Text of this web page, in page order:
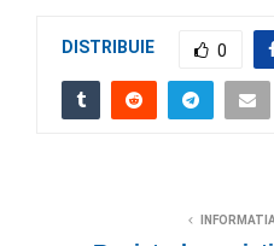
DISTRIBUIE 0